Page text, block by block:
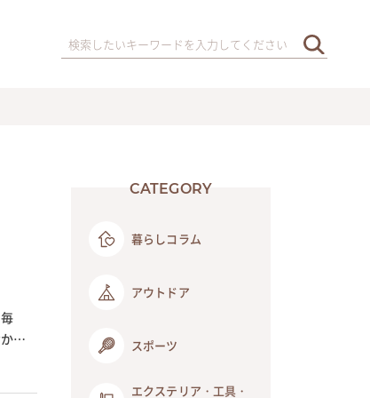
ず
CATEGORY
暮らしコラム
アウトドア
スポーツ
エクステリア・工具・